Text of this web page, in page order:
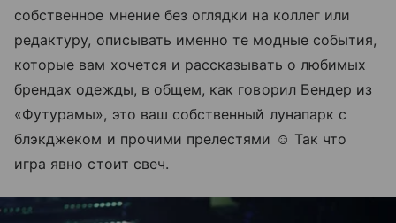
собственное мнение без оглядки на коллег или
редактуру, описывать именно те модные события,
которые вам хочется и рассказывать о любимых
брендах одежды, в общем, как говорил Бендер из
«Футурамы», это ваш собственный лунапарк с
блэкджеком и прочими прелестями ☺ Так что
игра явно стоит свеч.